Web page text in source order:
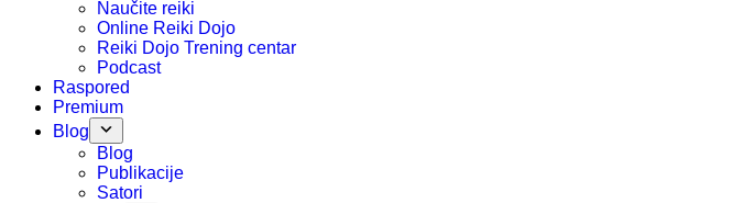
Naučite reiki
Online Reiki Dojo
Reiki Dojo Trening centar
Podcast
Raspored
Premium
Blog
Blog
Publikacije
Satori